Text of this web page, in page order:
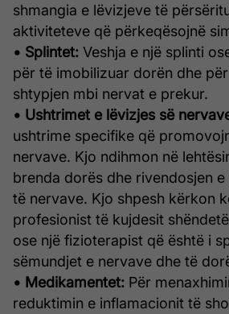
shmangia e lëvizjeve të
aktiviteteve që përkeqësojnë
• Splintet: Veshja e një splinti
për të imobilizuar dorën dhe
shtypjen mbi nervat e prekur.
• Ushtrimet e lëvizjes së
ushtrime specifike që
nervave. Kjo ndihmon në
brenda dorës dhe rivendosjen
të nervave. Kjo shpesh kërkon
profesionist të kujdesit
ose një fizioterapist që është i
sëmundjet e nervave dhe të
• Medikamentet: Për
reduktimin e inflamacionit të